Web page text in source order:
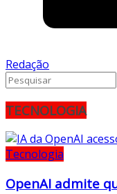
Redação
TECNOLOGIA
Tecnologia
OpenAI admite